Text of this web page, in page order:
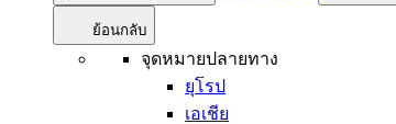
ย้อนกลับ
จุดหมายปลายทาง
ยุโรป
เอเชีย